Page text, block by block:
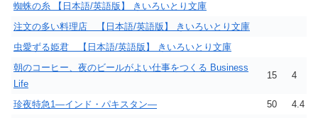
蜘蛛の糸 【日本語/英語版】 きいろいとり文庫
注文の多い料理店 【日本語/英語版】 きいろいとり文庫
虫愛ずる姫君 【日本語/英語版】 きいろいとり文庫
朝のコーヒー、夜のビールがよい仕事をつくる Business
Life
15 4
珍夜特急1―インド・パキスタン― 50
4.4